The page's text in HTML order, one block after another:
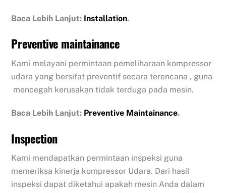
Baca Lebih Lanjut: Installation.
Preventive maintainance
Kami melayani permintaan pemeliharaan kompressor
udara yang bersifat preventif secara terencana , guna
mencegah kerusakan tidak terduga pada mesin.
Baca Lebih Lanjut: Preventive Maintainance.
Inspection
Kami mendapatkan permintaan inspeksi guna
memeriksa kinerja kompressor Udara. Dari hasil
inspeksi dapat diketahui apakah mesin Anda dalam